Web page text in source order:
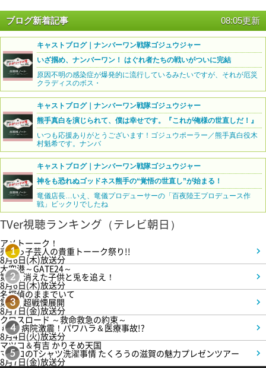
ブログ新着記事 08:05更新
キャストブログ｜ナンバーワン戦隊ゴジュウジャー
いざ掴め、ナンバーワン！ はぐれ者たちの戦いがついに完結
原因不明の感染症が爆発的に流行しているみたいですが、それが厄災
クラディスのボス・
キャストブログ｜ナンバーワン戦隊ゴジュウジャー
熊手真白を演じられて、僕は幸せです。『これが俺様の世直しだ！』
いつも応援ありがとうございます！ゴジュウポーラー／熊手真白役木
村魁希です。ナンバ
キャストブログ｜ナンバーワン戦隊ゴジュウジャー
神をも恐れぬゴッドネス熊手の“覚悟の世直し”が始まる！
竜儀店長…いえ、竜儀プロデューサーの「百夜陸王プロデュース作
戦」ビックリでしたね
TVer視聴ランキング（テレビ朝日）
1
アメトーーク！
売れっ子芸人の貴重トーーク祭り!!
8月6日(木)放送分
2
大空港～GATE24～
第3話 消えた子供と兎を追え！
8月6日(木)放送分
3
名探偵のままでいて
第4話 超戦慄展開
8月7日(金)放送分
4
クロスロード ～救命救急の約束～
＃5 病院激震！パワハラ＆医療事故!?
8月4日(火)放送分
5
マツコ＆有吉 かりそめ天国
マツコのTシャツ洗濯事情 たくろうの滋賀の魅力プレゼンツアー
8月7日(金)放送分